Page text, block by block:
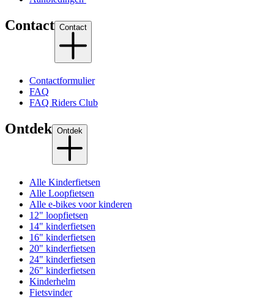
Contact Contact
Contactformulier
FAQ
FAQ Riders Club
Ontdek Ontdek
Alle Kinderfietsen
Alle Loopfietsen
Alle e-bikes voor kinderen
12" loopfietsen
14" kinderfietsen
16" kinderfietsen
20" kinderfietsen
24" kinderfietsen
26" kinderfietsen
Kinderhelm
Fietsvinder